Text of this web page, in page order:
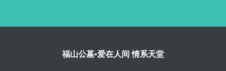
福山公墓•爱在人间 情系天堂